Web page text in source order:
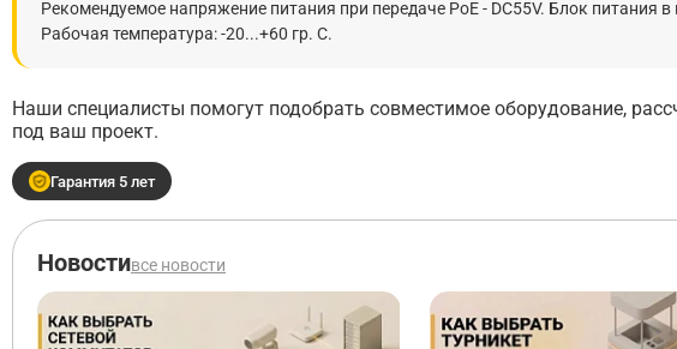
Рекомендуемое напряжение питания при передаче PoE - DC55V. Блок
Рабочая температура: -20...+60 гр. С.
Наши специалисты помогут подобрать совместимое оборудование,
под ваш проект.
Гарантия 5 лет
Новостивсе новости